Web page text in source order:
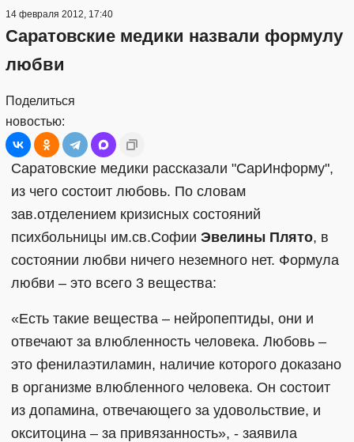
14 февраля 2012, 17:40
Саратовские медики назвали формулу
любви
Поделиться
новостью:
Саратовские медики рассказали "СарИнформу",
из чего состоит любовь. По словам
зав.отделением кризисных состояний
психбольницы им.св.Софии Эвелины Плято, в
состоянии любви ничего неземного нет. Формула
любви – это всего 3 вещества:
«Есть такие вещества – нейропептиды, они и
отвечают за влюбленность человека. Любовь –
это фенилаэтиламин, наличие которого доказано
в организме влюбленного человека. Он состоит
из допамина, отвечающего за удовольствие, и
окситоцина – за привязанность», - заявила